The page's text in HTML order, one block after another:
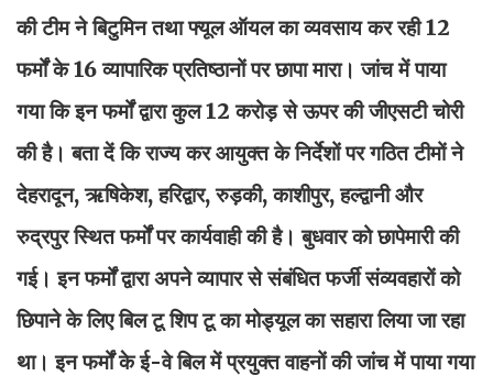
की टीम ने बिटुमिन तथा फ्यूल ऑयल का व्यवसाय कर रही 12
फर्मों के 16 व्यापारिक प्रतिष्ठानों पर छापा मारा। जांच में पाया
गया कि इन फर्मों द्वारा कुल 12 करोड़ से ऊपर की जीएसटी चोरी
की है। बता दें कि राज्य कर आयुक्त के निर्देशों पर गठित टीमों ने
देहरादून, ऋषिकेश, हरिद्वार, रुड़की, काशीपुर, हल्द्वानी और
रुद्रपुर स्थित फर्मों पर कार्यवाही की है। बुधवार को छापेमारी की
गई। इन फर्मों द्वारा अपने व्यापार से संबंधित फर्जी संव्यवहारों को
छिपाने के लिए बिल टू शिप टू का मोड्यूल का सहारा लिया जा रहा
था। इन फर्मों के ई-वे बिल में प्रयुक्त वाहनों की जांच में पाया गया